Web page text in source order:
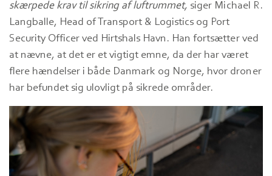
skærpede krav til sikring af luftrummet, siger Michael R.
Langballe, Head of Transport & Logistics og Port
Security Officer ved Hirtshals Havn. Han fortsætter ved
at nævne, at det er et vigtigt emne, da der har været
flere hændelser i både Danmark og Norge, hvor droner
har befundet sig ulovligt på sikrede områder.